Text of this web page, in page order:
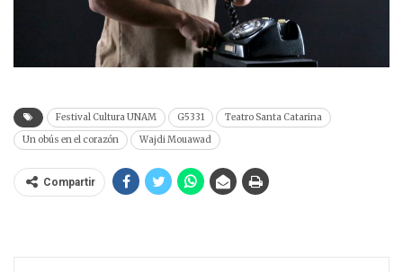
Festival Cultura UNAM G5331
Teatro Santa Catarina
Un obús en el corazón
Wajdi Mouawad
Compartir